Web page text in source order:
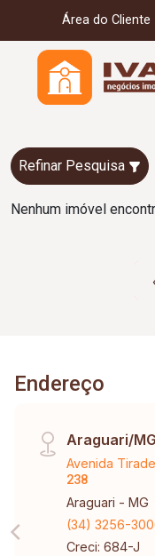
Área do Cliente
Refinar Pesquisa
Nenhum imóvel
Endereço
Araguari/MG
Avenida
238
Araguari - MG
(34) 3256-
Creci: 684-J